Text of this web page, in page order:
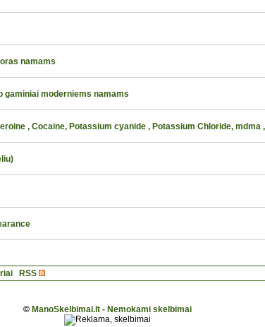
namams
gaminiai moderniems namams
, Cocaine, Potassium cyanide , Potassium Chloride, mdma
RSS
© ManoSkelbimai.lt - Nemokami skelbimai